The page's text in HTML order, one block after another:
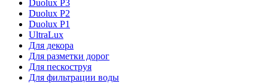
Duolux P3
Duolux P2
Duolux P1
UltraLux
Для декора
Для разметки дорог
Для пескоструя
Для фильтрации воды